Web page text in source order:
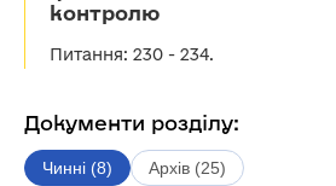
контролю
Питання: 230 - 234.
Документи розділу:
Чинні (8) Архів (25)